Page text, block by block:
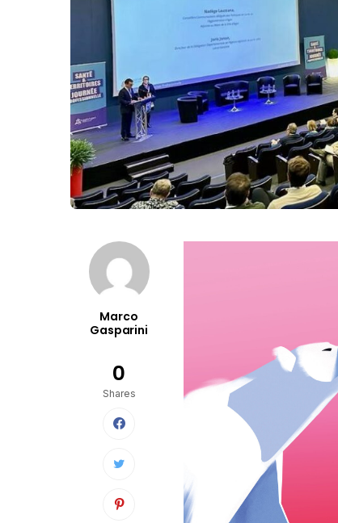
Marco
Gasparini
0
Shares